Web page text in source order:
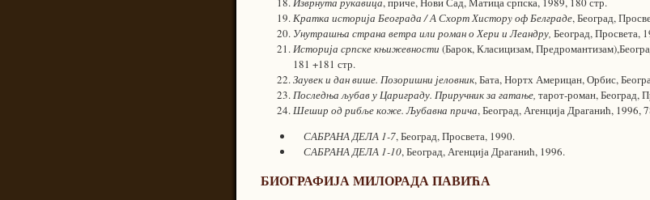
Кратка историја Београда / А Схорт Хисторy оф Белграде, Београд,
Унутрашња страна ветра или роман о Хери и Леандру, Београд, Просвета,
Историја српске књижевности (Барок, Класицизам,
181 +181 стр.
Заувек и дан више. Позоришни јеловник, Бата, Нортх Америцан, Орбис,
Последња љубав у Цариграду. Приручник за гатање, тарот-роман, Београд,
Шешир од рибље коже. Љубавна прича, Београд, Агенција Драганић, 1996,
САБРАНА ДЕЛА 1-7, Београд, Просвета, 1990.
САБРАНА ДЕЛА 1-10, Београд, Агенција Драганић, 1996.
БИОГРАФИЈА МИЛОРАДА ПАВИЋА